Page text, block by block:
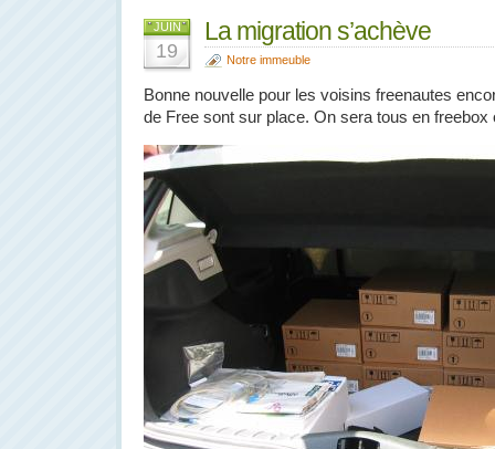
JUIN
19
La migration s’achève
Notre immeuble
Bonne nouvelle pour les voisins freenautes
de Free sont sur place. On sera tous en freebox